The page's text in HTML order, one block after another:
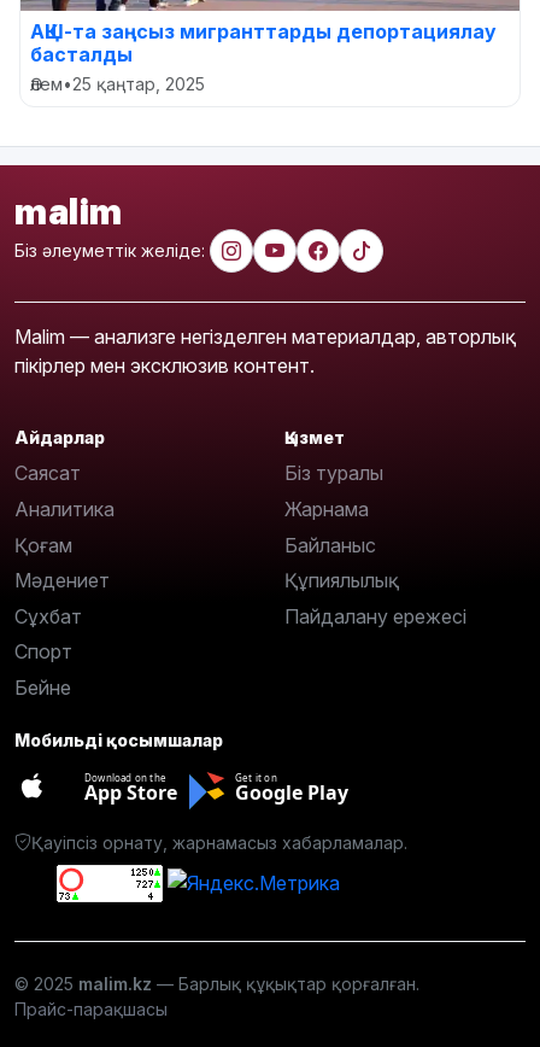
АҚШ-та заңсыз мигранттарды депортациялау
басталды
Әлем•25 қаңтар, 2025
malim
Біз әлеуметтік желіде:
Malim — анализге негізделген материалдар, авторлық
пікірлер мен эксклюзив контент.
Айдарлар
Саясат
Аналитика
Қоғам
Мәдениет
Сұхбат
Спорт
Бейне
Қызмет
Біз туралы
Жарнама
Байланыс
Құпиялылық
Пайдалану ережесі
Мобильді қосымшалар
Download on the
App Store
Get it on
Google Play
Қауіпсіз орнату, жарнамасыз хабарламалар.
© 2025 malim.kz — Барлық құқықтар қорғалған.
Прайс-парақшасы